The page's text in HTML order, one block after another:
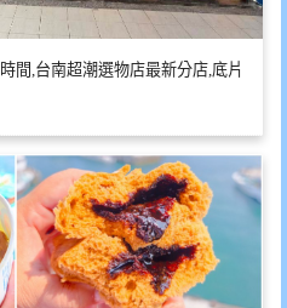
間,台南超潮選物店最新分店,底片